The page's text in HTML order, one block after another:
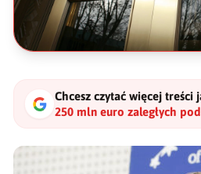
Chcesz czytać więcej treści
250 mln euro zaległych